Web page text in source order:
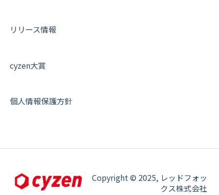
リリース情報
cyzen大賞
個人情報保護方針
Copyright © 2025, レッドフォッ
クス株式会社